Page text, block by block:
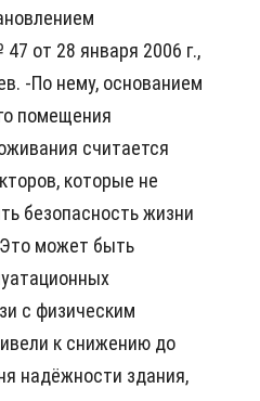
от 28 января 2006 г.,
-По нему, основанием
помещения
считается
которые не
безопасность жизни
может быть
с физическим
к снижению до
надёжности здания,